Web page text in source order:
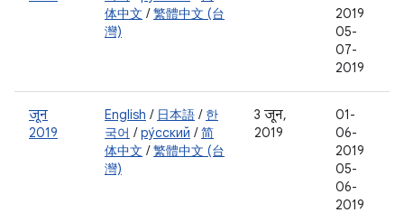
体中文 /繁體中文 (台
灣)
2019
05-
07-
2019
जून
2019
English / 日本語 / 한
국어 /ру́сский /简
体中文 /繁體中文 (台
灣)
3 जून,
2019
01-
06-
2019
05-
06-
2019